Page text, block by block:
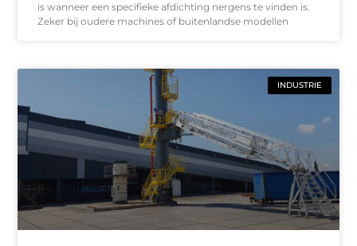
is wanneer een specifieke afdichting nergens te vinden is.
Zeker bij oudere machines of buitenlandse modellen
INDUSTRIE